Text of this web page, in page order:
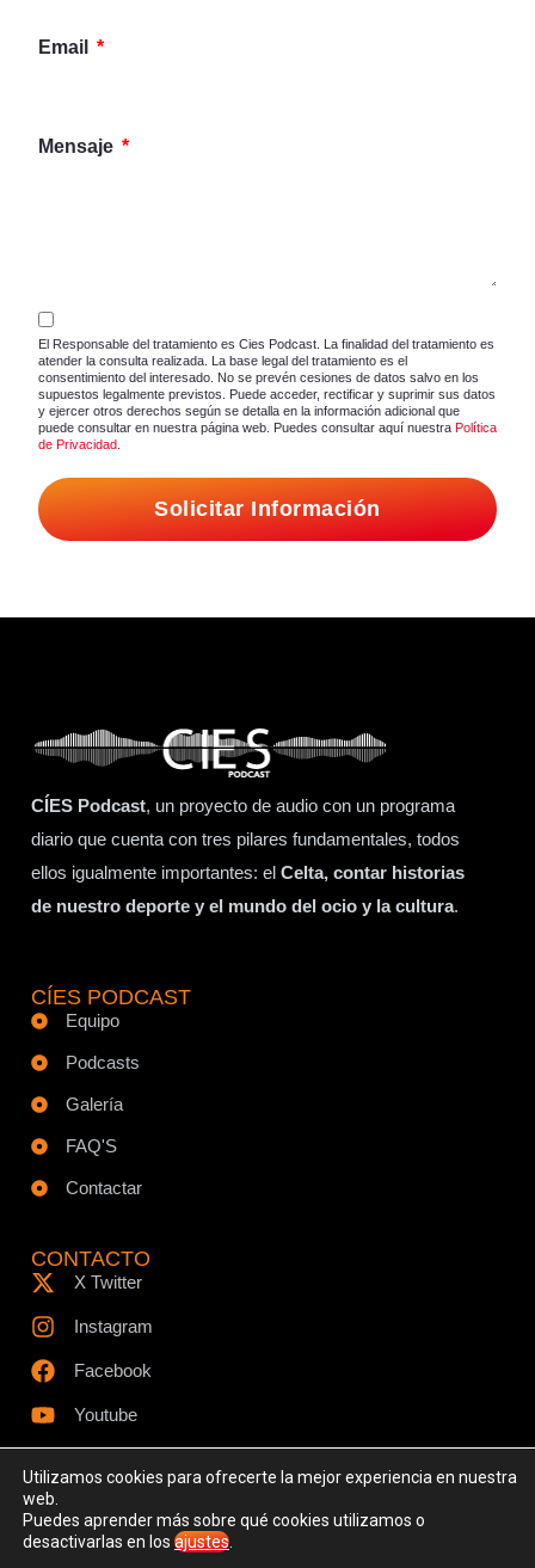
Email
Mensaje
El Responsable del tratamiento es Cies Podcast. La finalidad del tratamiento es
atender la consulta realizada. La base legal del tratamiento es el
consentimiento del interesado. No se prevén cesiones de datos salvo en los
supuestos legalmente previstos. Puede acceder, rectificar y suprimir sus datos
y ejercer otros derechos según se detalla en la información adicional que
puede consultar en nuestra página web. Puedes consultar aquí nuestra Política
de Privacidad
Solicitar Información
CÍES Podcast, un proyecto de audio con un programa
diario que cuenta con tres pilares fundamentales, todos
ellos igualmente importantes: el Celta, contar historias
de nuestro deporte y el mundo del ocio y la cultura.
CÍES PODCAST
Equipo
Podcasts
Galería
FAQ'S
Contactar
CONTACTO
X Twitter
Instagram
Facebook
Youtube
© Todos los derechos reservados - www.ciespodcast.es
Utilizamos cookies para ofrecerte la mejor experiencia en nuestra
web.
Puedes aprender más sobre qué cookies utilizamos o
desactivarlas en los ajustes